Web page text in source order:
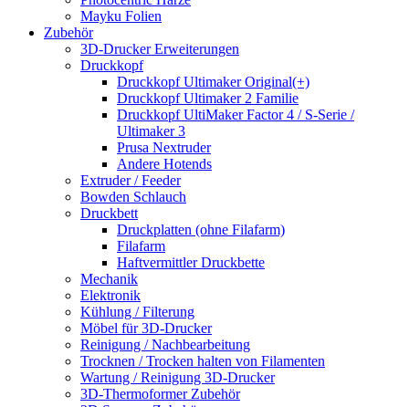
Mayku Folien
Zubehör
3D-Drucker Erweiterungen
Druckkopf
Druckkopf Ultimaker Original(+)
Druckkopf Ultimaker 2 Familie
Druckkopf UltiMaker Factor 4 / S-Serie /
Ultimaker 3
Prusa Nextruder
Andere Hotends
Extruder / Feeder
Bowden Schlauch
Druckbett
Druckplatten (ohne Filafarm)
Filafarm
Haftvermittler Druckbette
Mechanik
Elektronik
Kühlung / Filterung
Möbel für 3D-Drucker
Reinigung / Nachbearbeitung
Trocknen / Trocken halten von Filamenten
Wartung / Reinigung 3D-Drucker
3D-Thermoformer Zubehör